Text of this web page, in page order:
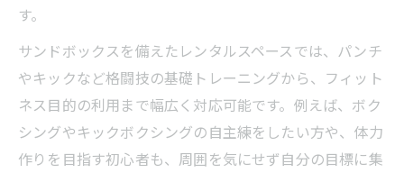
レンタルスペースで叶うサンドバッグ打ち
放題の体験
一人で格闘技を極めるレンタルスペースの
使い方
プライベート空間でトレーニングがはかど
す。
サンドボックスを備えたレンタルスペースでは、パンチ
やキックなど格闘技の基礎トレーニングから、フィット
ネス目的の利用まで幅広く対応可能です。例えば、ボク
シングやキックボクシングの自主練をしたい方や、体力
作りを目指す初心者も、周囲を気にせず自分の目標に集